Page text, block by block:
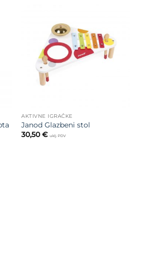
na listu
želja
AKTIVNE IGRAČKE
Janod Glazbeni stol
30,50€ uklj. PDV